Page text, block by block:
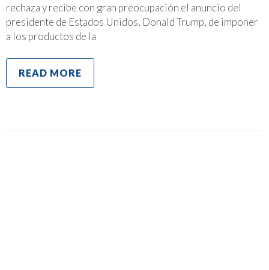
rechaza y recibe con gran preocupación el anuncio del
presidente de Estados Unidos, Donald Trump, de imponer
a los productos de la
READ MORE